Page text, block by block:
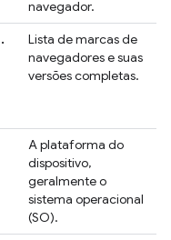
navegador.
.
Lista de marcas de
navegadores e suas
versões completas.
A plataforma do
dispositivo,
geralmente o
sistema operacional
(SO).